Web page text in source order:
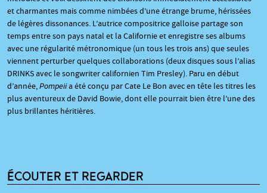
et charmantes mais comme nimbées d’une étrange brume, hérissées
de légères dissonances. L’autrice compositrice galloise partage son
temps entre son pays natal et la Californie et enregistre ses albums
avec une régularité métronomique (un tous les trois ans) que seules
viennent perturber quelques collaborations (deux disques sous l’alias
DRINKS avec le songwriter californien Tim Presley). Paru en début
d’année,Pompeiia été conçu par Cate Le Bon avec en tête les titres les
plus aventureux de David Bowie, dont elle pourrait bien être l’une des
plus brillantes héritières.
ÉCOUTER ET REGARDER